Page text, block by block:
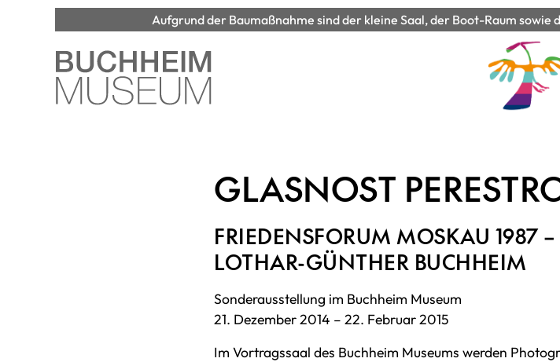
Aufgrund der Baumaßnahme sind der kleine Saal, der Boot-Raum
GLASNOST
FRIEDENSFORUM MOSKAU 1987
LOTHAR-GÜNTHER BUCHHEIM
Sonderausstellung im Buchheim Museum
21. Dezember 2014 – 22. Februar 2015
Im Vortragssaal des Buchheim Museums werden